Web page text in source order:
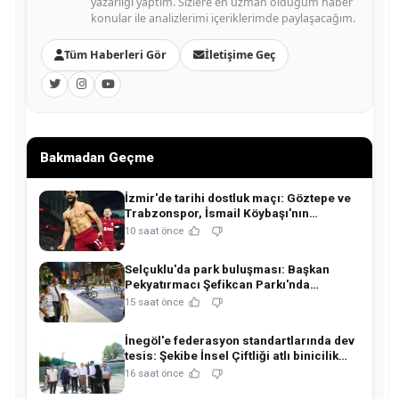
konular ile analizlerimi içeriklerimde paylaşacağım.
Tüm Haberleri Gör İletişime Geç
Bakmadan Geçme
İzmir'de tarihi dostluk maçı: Göztepe ve
Trabzonspor, İsmail Köybaşı'nın
jübilesinde buluşuyor!
10 saat önce
Selçuklu'da park buluşması: Başkan
Pekyatırmacı Şefikcan Parkı'nda
hemşehrileriyle buluştu!
15 saat önce
İnegöl'e federasyon standartlarında dev
tesis: Şekibe İnsel Çiftliği atlı binicilik
merkezine dönüşüyor!
16 saat önce